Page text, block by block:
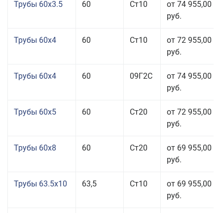
Трубы 60x3.5 60 Ст10
от 74 955,00
руб.
Трубы 60x4 60 Ст10
от 72 955,00
руб.
Трубы 60x4 60 09Г2С
от 74 955,00
руб.
Трубы 60x5 60 Ст20
от 72 955,00
руб.
Трубы 60x8 60 Ст20
от 69 955,00
руб.
Трубы 63.5x10 63,5 Ст10
от 69 955,00
руб.